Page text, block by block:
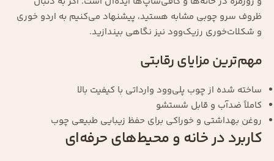
ظروف سرو چوبی مشابه هستید، پیشنهاد می‌کنیم به اردو خوری
و شکلات‌خوری رزیک‌وود نیز نگاهی بیندازید.
مهم‌ترین مزایای رقابتی
ساخته شده از چوب پلی‌وود وارداتی با کیفیت بالا
کاملاً ضدآب و قابل شستشو
روغن بهداشتی و خوراکی برای حفظ زیبایی طبیعی چوب
کاربرد در خانه و محیط‌های حرفه‌ای